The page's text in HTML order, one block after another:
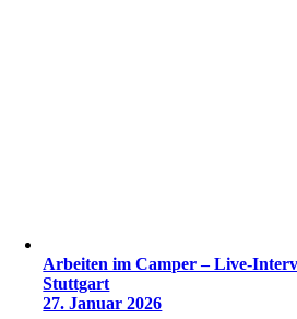
Arbeiten im Camper – Live-
Stuttgart
27. Januar 2026